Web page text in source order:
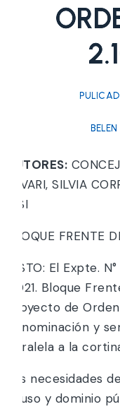
AUTORES:
FAVARI, SILVIA
RISI
BLOQUE FRENTE
VISTO: El Expte.
2.021. Bloque
Proyecto de
denominación y
paralela a la
Las necesidades
al uso y dominio